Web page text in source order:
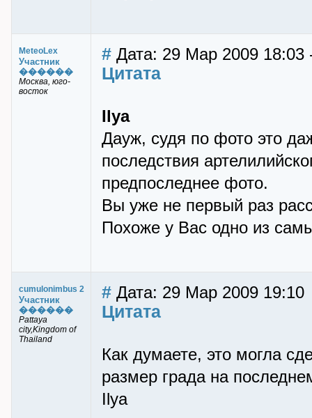
MeteoLex
Участник
������
Москва, юго-
восток
# Дата: 29 Мар 2009 18:03
Цитата
Ilya
Дауж, судя по фото это
последствия
предпоследнее фото.
Вы уже не первый раз
Похоже у Вас одно из
cumulonimbus 2
Участник
������
Pattaya
city,Kingdom of
Thailand
# Дата: 29 Мар 2009 19:10
Цитата
Как думаете, это могла
размер града на
Ilya